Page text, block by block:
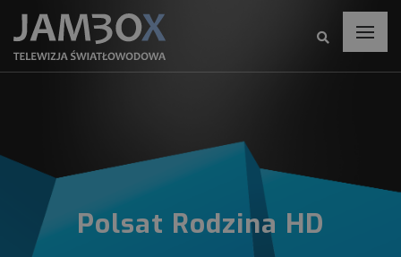
Polsat Rodzina HD